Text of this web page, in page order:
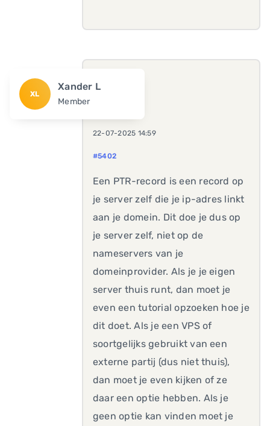
XL
Xander L
Member
22-07-2025 14:59
#5402
Een PTR-record is een record op
je server zelf die je ip-adres linkt
aan je domein. Dit doe je dus op
je server zelf, niet op de
nameservers van je
domeinprovider. Als je je eigen
server thuis runt, dan moet je
even een tutorial opzoeken hoe je
dit doet. Als je een VPS of
soortgelijks gebruikt van een
externe partij (dus niet thuis),
dan moet je even kijken of ze
daar een optie hebben. Als je
geen optie kan vinden moet je